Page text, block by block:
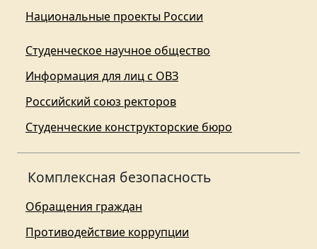
Национальные проекты России
Студенческое научное общество
Информация для лиц с ОВЗ
Российский союз ректоров
Студенческие конструкторские бюро
Комплексная безопасность
Обращения граждан
Противодействие коррупции